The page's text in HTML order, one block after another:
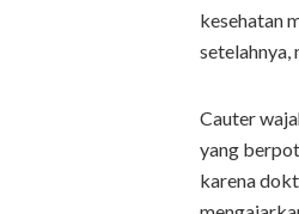
kesehatan
setelahnya,
Cauter
yang
karena